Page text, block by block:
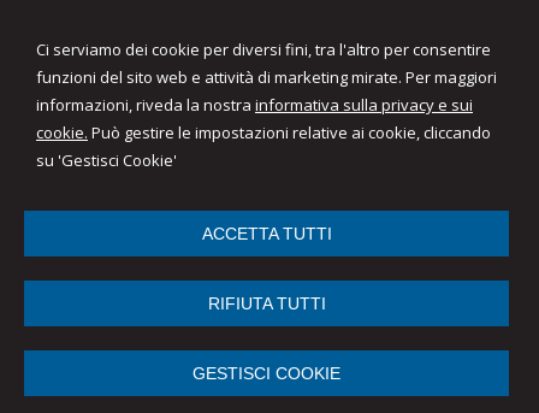
Ci serviamo dei cookie per diversi fini, tra l'altro per consentire
funzioni del sito web e attività di marketing mirate. Per maggiori
informazioni, riveda la nostra informativa sulla privacy e sui
cookie. Può gestire le impostazioni relative ai cookie, cliccando
su 'Gestisci Cookie'
ACCETTA TUTTI
RIFIUTA TUTTI
GESTISCI COOKIE